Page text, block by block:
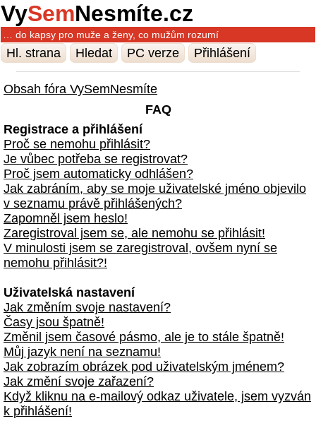
VySemNesmíte.cz
… do kapsy pro muže a ženy, co mužům rozumí
Hl. strana Hledat PC verze Přihlášení
Obsah fóra VySemNesmíte
FAQ
Registrace a přihlášení
Proč se nemohu přihlásit?
Je vůbec potřeba se registrovat?
Proč jsem automaticky odhlášen?
Jak zabráním, aby se moje uživatelské jméno objevilo
v seznamu právě přihlášených?
Zapomněl jsem heslo!
Zaregistroval jsem se, ale nemohu se přihlásit!
V minulosti jsem se zaregistroval, ovšem nyní se
nemohu přihlásit?!
Uživatelská nastavení
Jak změním svoje nastavení?
Časy jsou špatně!
Změnil jsem časové pásmo, ale je to stále špatně!
Můj jazyk není na seznamu!
Jak zobrazím obrázek pod uživatelským jménem?
Jak změní svoje zařazení?
Když kliknu na e-mailový odkaz uživatele, jsem vyzván
k přihlášení!